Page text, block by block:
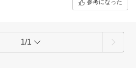
参考になった
1/1